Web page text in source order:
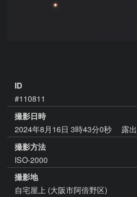
ID
#110811
撮影日時
2024年8月16日 3時43分0秒
露
撮影方法
ISO-2000
撮影地
自宅屋上 (大阪市阿倍野区)